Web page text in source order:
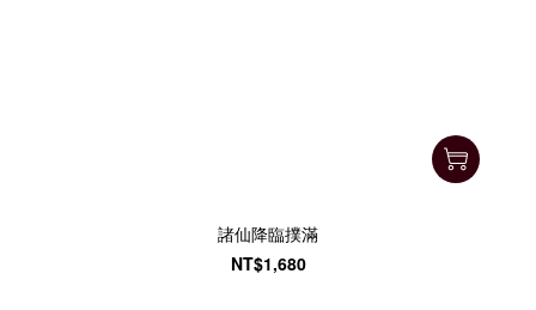
諸仙降臨撲滿
NT$1,680